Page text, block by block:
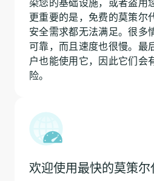
更重要的是，免费的莫策尔
安全需求都无法满足。很多
可靠，而且速度也很慢。最
户也能使用它，因此它们会
险。
欢迎使用最快的莫策尔